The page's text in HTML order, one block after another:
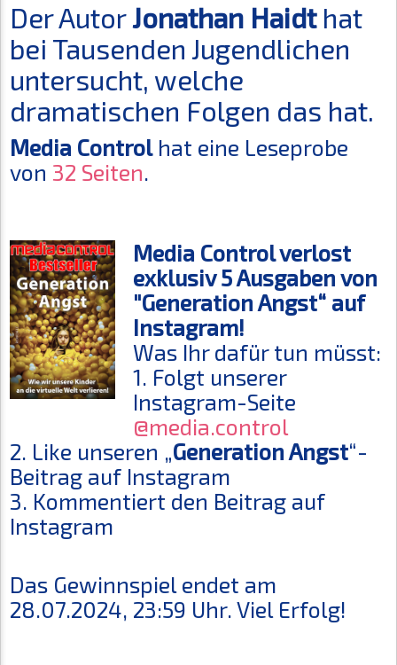
Der AutorJonathan Haidthat
bei Tausenden Jugendlichen
untersucht, welche
dramatischen Folgen das hat.
Media Controlhat eine Leseprobe
von 32 Seiten.
Media Control verlost
exklusiv 5 Ausgaben von
"Generation Angst“ auf
Instagram!
Was Ihr dafür tun müsst:
1. Folgt unserer
Instagram-Seite
@media.control
2. Like unseren „Generation Angst“-
Beitrag auf Instagram
3. Kommentiert den Beitrag auf
Instagram
Das Gewinnspiel endet am
28.07.2024, 23:59 Uhr. Viel Erfolg!